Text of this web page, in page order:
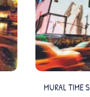
MURAL TIME